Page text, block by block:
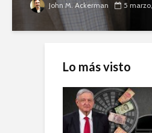
John M. Ackerman 5
Lo más visto